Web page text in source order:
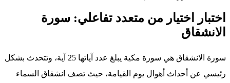
اختبار اختيار من متعدد تفاعلي: سورة
الانشقاق
سورة الانشقاق هي سورة مكية يبلغ عدد آياتها 25 آية، وتتحدث بشكل
رئيسي عن أحداث أهوال يوم القيامة، حيث تصف انشقاق السماء